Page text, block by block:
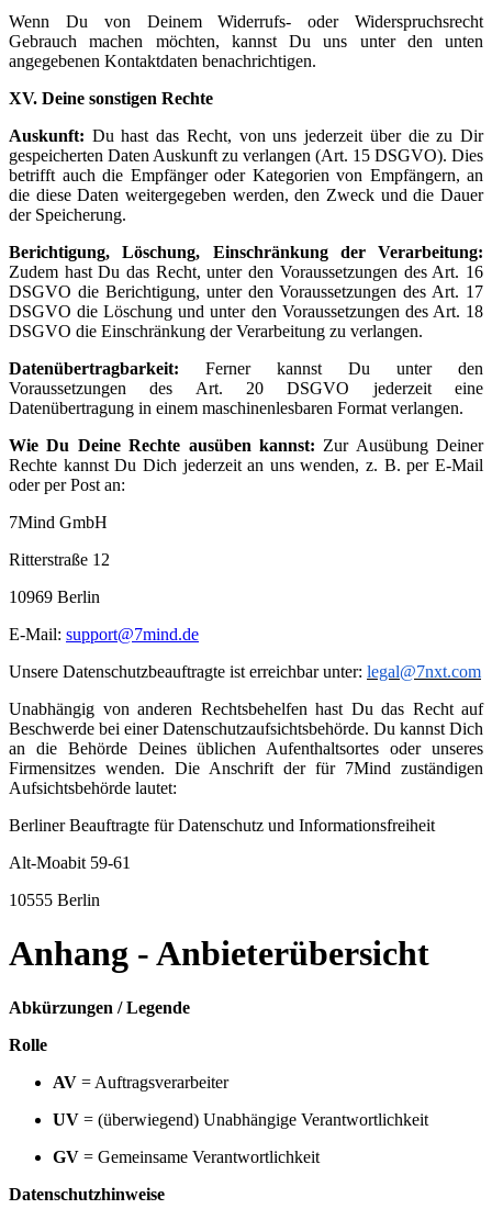
Wenn Du von Deinem Widerrufs- oder Widerspruchsrecht
Gebrauch machen möchten, kannst Du uns unter den unten
angegebenen Kontaktdaten benachrichtigen.
XV. Deine sonstigen Rechte
Auskunft: Du hast das Recht, von uns jederzeit über die zu Dir
gespeicherten Daten Auskunft zu verlangen (Art. 15 DSGVO). Dies
betrifft auch die Empfänger oder Kategorien von Empfängern, an
die diese Daten weitergegeben werden, den Zweck und die Dauer
der Speicherung.
Berichtigung, Löschung, Einschränkung der Verarbeitung:
Zudem hast Du das Recht, unter den Voraussetzungen des Art. 16
DSGVO die Berichtigung, unter den Voraussetzungen des Art. 17
DSGVO die Löschung und unter den Voraussetzungen des Art. 18
DSGVO die Einschränkung der Verarbeitung zu verlangen.
Datenübertragbarkeit: Ferner kannst Du unter den
Voraussetzungen des Art. 20 DSGVO jederzeit eine
Datenübertragung in einem maschinenlesbaren Format verlangen.
Wie Du Deine Rechte ausüben kannst: Zur Ausübung Deiner
Rechte kannst Du Dich jederzeit an uns wenden, z. B. per E-Mail
oder per Post an:
7Mind GmbH
Ritterstraße 12
10969 Berlin
E-Mail: support@7mind.de
Unsere Datenschutzbeauftragte ist erreichbar unter: legal@7nxt.com
Unabhängig von anderen Rechtsbehelfen hast Du das Recht auf
Beschwerde bei einer Datenschutzaufsichtsbehörde. Du kannst Dich
an die Behörde Deines üblichen Aufenthaltsortes oder unseres
Firmensitzes wenden. Die Anschrift der für 7Mind zuständigen
Aufsichtsbehörde lautet:
Berliner Beauftragte für Datenschutz und Informationsfreiheit
Alt-Moabit 59-61
10555 Berlin
Anhang - Anbieterübersicht
Abkürzungen / Legende
Rolle
AV = Auftragsverarbeiter
UV = (überwiegend) Unabhängige Verantwortlichkeit
GV = Gemeinsame Verantwortlichkeit
Datenschutzhinweise